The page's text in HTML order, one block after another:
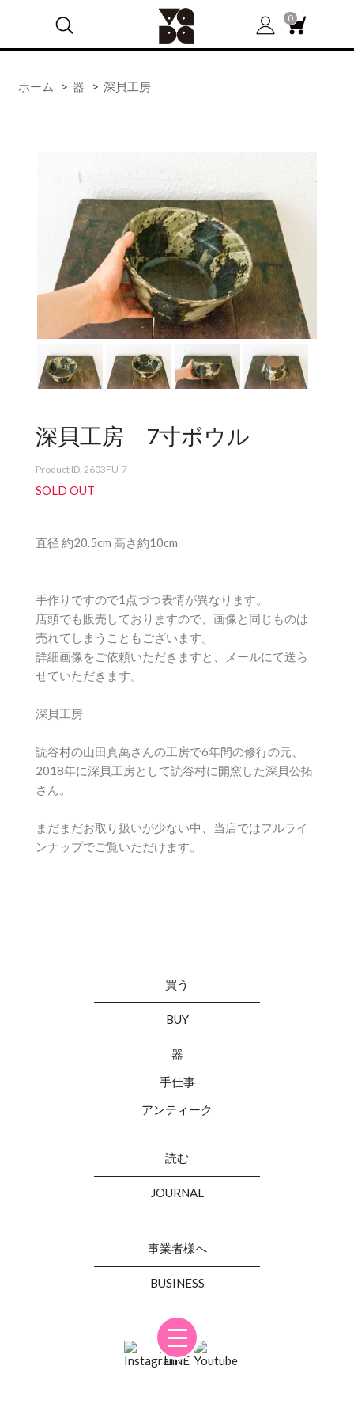
0
ホーム > 器 > 深貝工房
深貝工房 7寸ボウル
Product ID: 2603FU-7
SOLD OUT
直径 約20.5cm 高さ約10cm
手作りですので1点づつ表情が異なります。
店頭でも販売しておりますので、画像と同じものは
売れてしまうこともございます。
詳細画像をご依頼いただきますと、メールにて送ら
せていただきます。
深貝工房
読谷村の山田真萬さんの工房で6年間の修行の元、
2018年に深貝工房として読谷村に開窯した深貝公拓
さん。
まだまだお取り扱いが少ない中、当店ではフルライ
ンナップでご覧いただけます。
買う
BUY
器
手仕事
アンティーク
読む
JOURNAL
事業者様へ
BUSINESS